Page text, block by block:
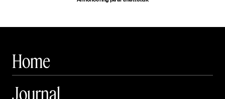
Home
Journal